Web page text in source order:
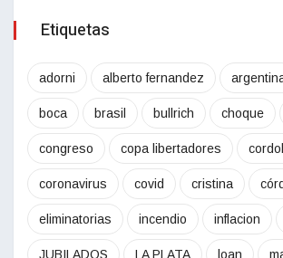
Etiquetas
adorni alberto fernandez
boca brasil bullrich choque
congreso copa libertadores
coronavirus covid cristina
eliminatorias incendio inflacion
JUBILADOS LA PLATA loan